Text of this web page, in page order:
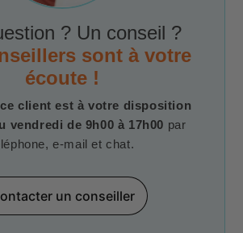
? Un conseil ?
sont à votre
écoute !
client est à votre disposition
vendredi de 9h00 à 17h00 par
e-mail et chat.
un conseiller